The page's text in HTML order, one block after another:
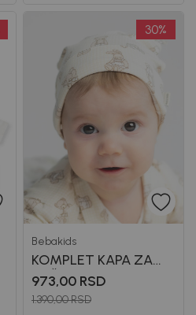
30%
Bebakids
KOMPLET KAPA ZA
DEČAKE GLIN
973,00 RSD
1.390,00RSD